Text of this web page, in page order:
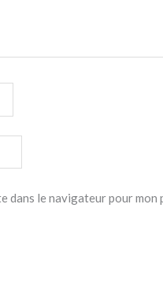
dans le navigateur pour mon